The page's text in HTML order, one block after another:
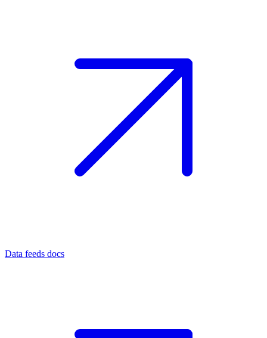
Data feeds docs